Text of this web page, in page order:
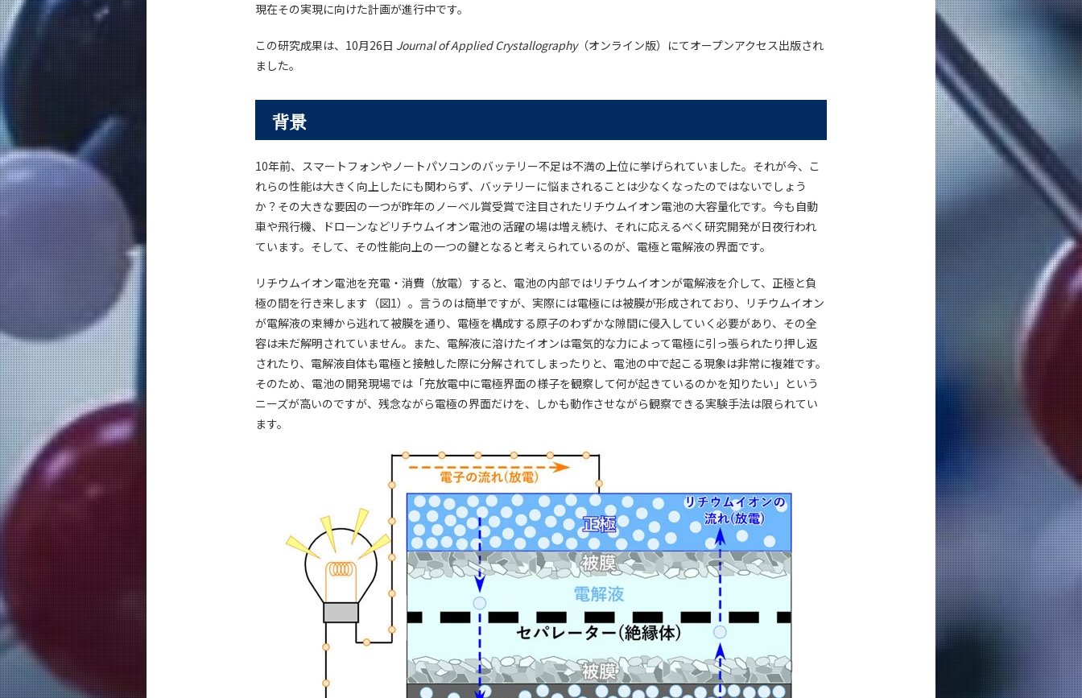
現在その実現に向けた計画が進行中です。
この研究成果は、10月26日 Journal of Applied Crystallography（オンライン版）にてオープンアクセス出版され
ました。
背景
10年前、スマートフォンやノートパソコンのバッテリー不足は不満の上位に挙げられていました。それが今、こ
れらの性能は大きく向上したにも関わらず、バッテリーに悩まされることは少なくなったのではないでしょう
か？その大きな要因の一つが昨年のノーベル賞受賞で注目されたリチウムイオン電池の大容量化です。今も自動
車や飛行機、ドローンなどリチウムイオン電池の活躍の場は増え続け、それに応えるべく研究開発が日夜行われ
ています。そして、その性能向上の一つの鍵となると考えられているのが、電極と電解液の界面です。
リチウムイオン電池を充電・消費（放電）すると、電池の内部ではリチウムイオンが電解液を介して、正極と負
極の間を行き来します（図1）。言うのは簡単ですが、実際には電極には被膜が形成されており、リチウムイオン
が電解液の束縛から逃れて被膜を通り、電極を構成する原子のわずかな隙間に侵入していく必要があり、その全
容は未だ解明されていません。また、電解液に溶けたイオンは電気的な力によって電極に引っ張られたり押し返
されたり、電解液自体も電極と接触した際に分解されてしまったりと、電池の中で起こる現象は非常に複雑です。
そのため、電池の開発現場では「充放電中に電極界面の様子を観察して何が起きているのかを知りたい」という
ニーズが高いのですが、残念ながら電極の界面だけを、しかも動作させながら観察できる実験手法は限られてい
ます。